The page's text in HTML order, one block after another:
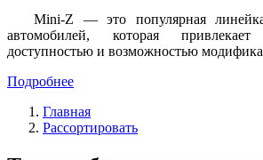
Mini-Z — это популярная
автомобилей, которая
доступностью и возможностью
Подробнее
Главная
Рассортировать